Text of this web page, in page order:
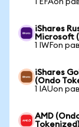
1 EFAon
iShares
Microsoft
1 IWFon
iShares
(Ondo
1 IAUon
AMD
Tokenized)